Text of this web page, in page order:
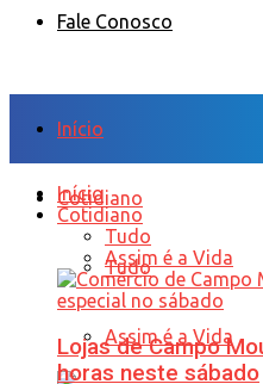
Fale Conosco
Início
Cotidiano
Tudo
Assim é a Vida
Início
Cotidiano
Tudo
Assim é a Vida
Lojas de Campo
horas neste sábado